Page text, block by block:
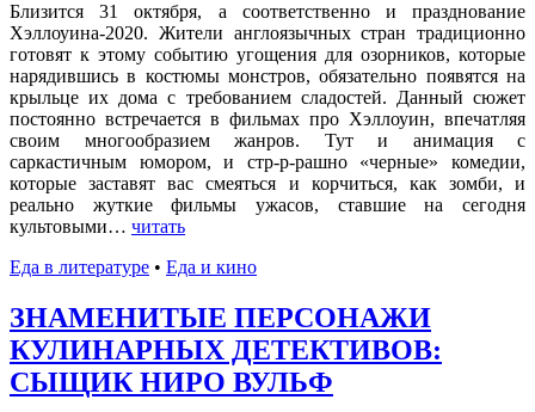
Близится 31 октября, а соответственно и празднование
Хэллоуина-2020. Жители англоязычных стран традиционно
готовят к этому событию угощения для озорников, которые
нарядившись в костюмы монстров, обязательно появятся на
крыльце их дома с требованием сладостей. Данный сюжет
постоянно встречается в фильмах про Хэллоуин, впечатляя
своим многообразием жанров. Тут и анимация с
саркастичным юмором, и стр-р-рашно «черные» комедии,
которые заставят вас смеяться и корчиться, как зомби, и
реально жуткие фильмы ужасов, ставшие на сегодня
культовыми… читать
Еда в литературе • Еда и кино
ЗНАМЕНИТЫЕ ПЕРСОНАЖИ
КУЛИНАРНЫХ ДЕТЕКТИВОВ:
СЫЩИК НИРО ВУЛЬФ